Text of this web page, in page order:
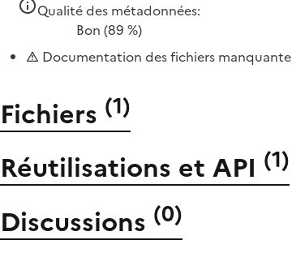
Qualité des métadonnées:
Bon (89 %)
Documentation des fichiers manquante
Fichiers (1)
Réutilisations et API (1)
Discussions (0)